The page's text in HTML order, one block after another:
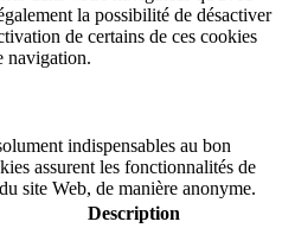
la possibilité de désactiver
de certains de ces cookies
navigation.
indispensables au bon
assurent les fonctionnalités de
site Web, de manière anonyme.
Description